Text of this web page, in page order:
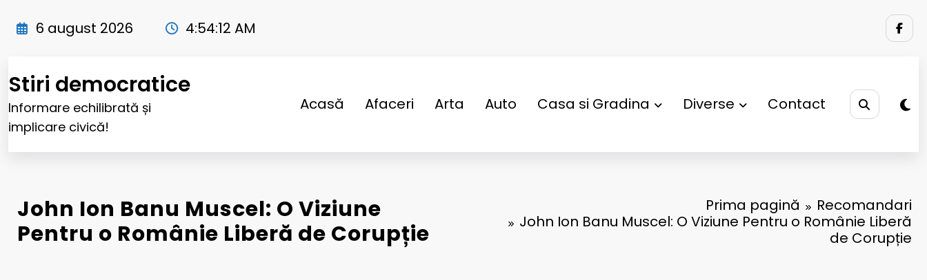
6 august 2026 4:54:13 AM
Stiri democratice
Informare echilibrată și
implicare civică!
Acasă Afaceri Arta Auto Casa si Gradina Diverse Contact
John Ion Banu Muscel: O Viziune
Pentru o Românie Liberă de Corupție
Prima pagină
Recomandari
John Ion Banu Muscel: O Viziune Pentru o Românie Liberă
de Corupție